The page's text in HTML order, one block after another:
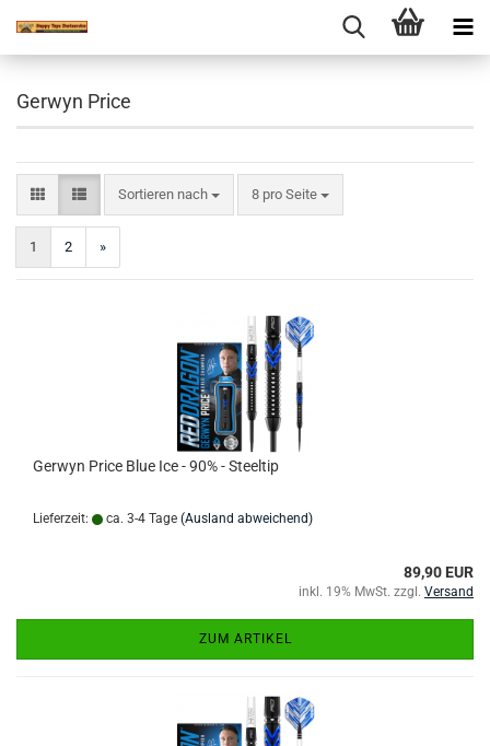
Gerwyn Price
Sortieren nach
Sortieren nach 8 pro Seite
pro Seite
1 2 »
Gerwyn Price Blue Ice - 90% - Steeltip
Lieferzeit: ca. 3-4 Tage (Ausland abweichend)
89,90 EUR
inkl. 19% MwSt. zzgl. Versand
ZUM ARTIKEL